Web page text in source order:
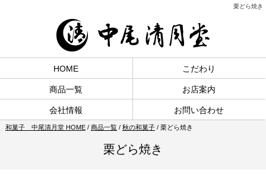
栗どら焼き
HOME こだわり
商品一覧 お店案内
会社情報 お問い合わせ
和菓子 中尾清月堂 HOME/ 商品一覧/ 秋の和菓子/ 栗どら焼き
栗どら焼き